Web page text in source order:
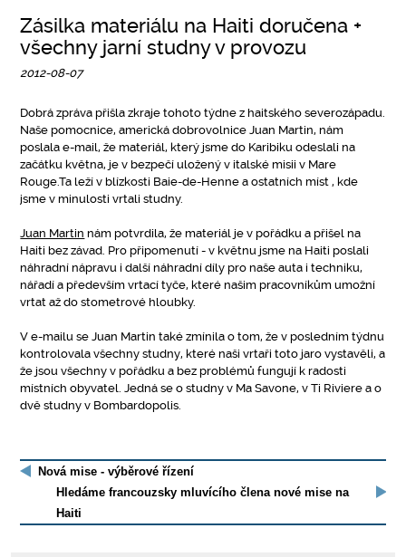
Zásilka materiálu na Haiti doručena +
všechny jarní studny v provozu
2012-08-07
Dobrá zpráva přišla zkraje tohoto týdne z haitského severozápadu.
Naše pomocnice, americká dobrovolnice Juan Martin, nám
poslala e-mail, že materiál, který jsme do Karibiku odeslali na
začátku května, je v bezpečí uložený v italské misii v Mare
Rouge.Ta leží v blízkosti Baie-de-Henne a ostatních míst , kde
jsme v minulosti vrtali studny.
Juan Martin nám potvrdila, že materiál je v pořádku a přišel na
Haiti bez závad. Pro připomenutí - v květnu jsme na Haiti poslali
náhradní nápravu i další náhradní díly pro naše auta i techniku,
nářadí a především vrtací tyče, které našim pracovníkům umožní
vrtat až do stometrové hloubky.
V e-mailu se Juan Martin také zmínila o tom, že v posledním týdnu
kontrolovala všechny studny, které naši vrtaři toto jaro vystavěli, a
že jsou všechny v pořádku a bez problémů fungují k radosti
místních obyvatel. Jedná se o studny v Ma Savone, v Ti Riviere a o
dvě studny v Bombardopolis.
Nová mise - výběrové řízení
Hledáme francouzsky mluvícího člena nové mise na
Haiti